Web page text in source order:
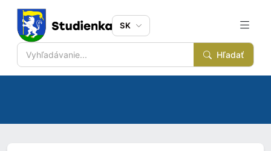
Hľadať
SK